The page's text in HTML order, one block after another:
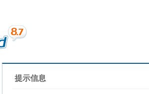
提示信息